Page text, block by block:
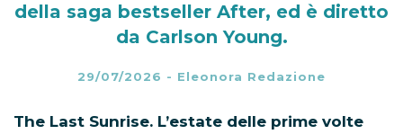
della saga bestseller After, ed è diretto
da Carlson Young.
29/07/2026 - Eleonora Redazione
The Last Sunrise. L’estate delle prime volte